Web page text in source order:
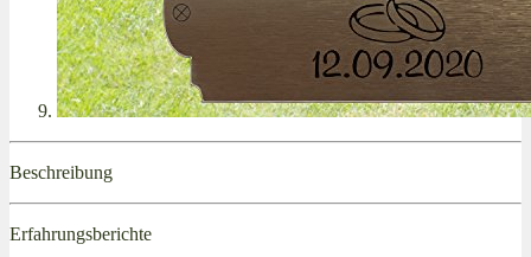
Beschreibung
Erfahrungsberichte